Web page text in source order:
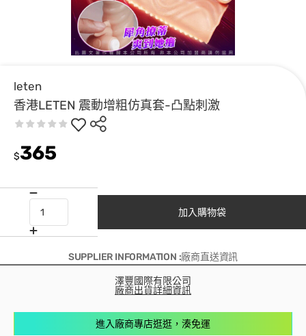
leten
香港LETEN 震動增粗仿真套-凸點刺激
$365
加入購物袋
SUPPLIER INFORMATION :廠商直送資訊
澤豐國際有限公司
廠商出貨詳細資訊
進入廠商專店逛逛，湊免運